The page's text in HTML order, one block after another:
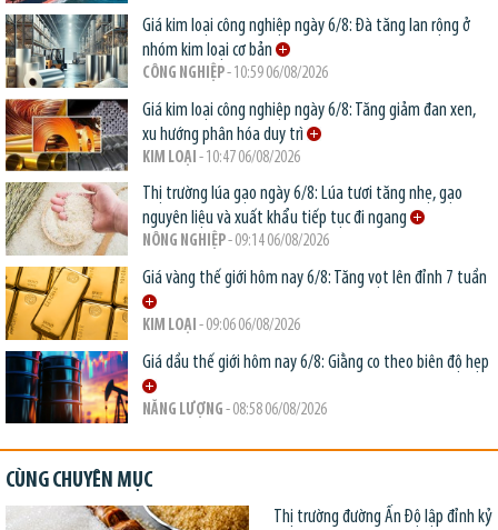
Giá kim loại công nghiệp ngày 6/8: Đà tăng lan rộng ở
nhóm kim loại cơ bản
CÔNG NGHIỆP- 10:59 06/08/2026
Giá kim loại công nghiệp ngày 6/8: Tăng giảm đan xen,
xu hướng phân hóa duy trì
KIM LOẠI - 10:47 06/08/2026
Thị trường lúa gạo ngày 6/8: Lúa tươi tăng nhẹ, gạo
nguyên liệu và xuất khẩu tiếp tục đi ngang
NÔNG NGHIỆP- 09:14 06/08/2026
Giá vàng thế giới hôm nay 6/8: Tăng vọt lên đỉnh 7 tuần
KIM LOẠI - 09:06 06/08/2026
Giá dầu thế giới hôm nay 6/8: Giằng co theo biên độ hẹp
NĂNG LƯỢNG - 08:58 06/08/2026
CÙNG CHUYÊN MỤC
Thị trường đường Ấn Độ lập đỉnh kỷ